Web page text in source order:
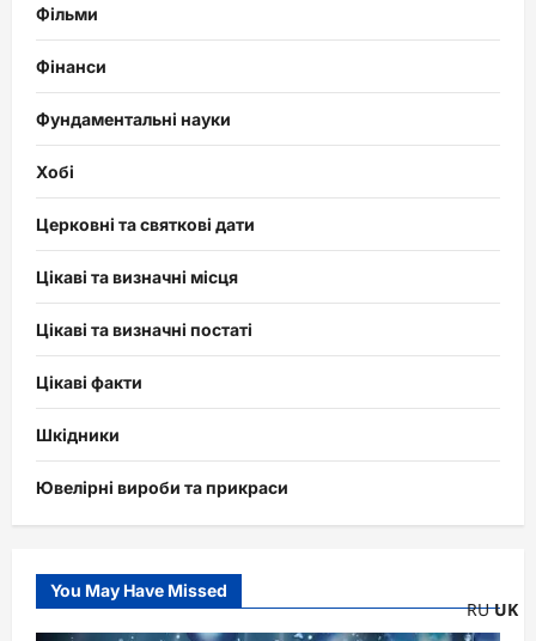
Фільми
Фінанси
Фундаментальні науки
Хобі
Церковні та святкові дати
Цікаві та визначні місця
Цікаві та визначні постаті
Цікаві факти
Шкідники
Ювелірні вироби та прикраси
You May Have Missed
RU UK